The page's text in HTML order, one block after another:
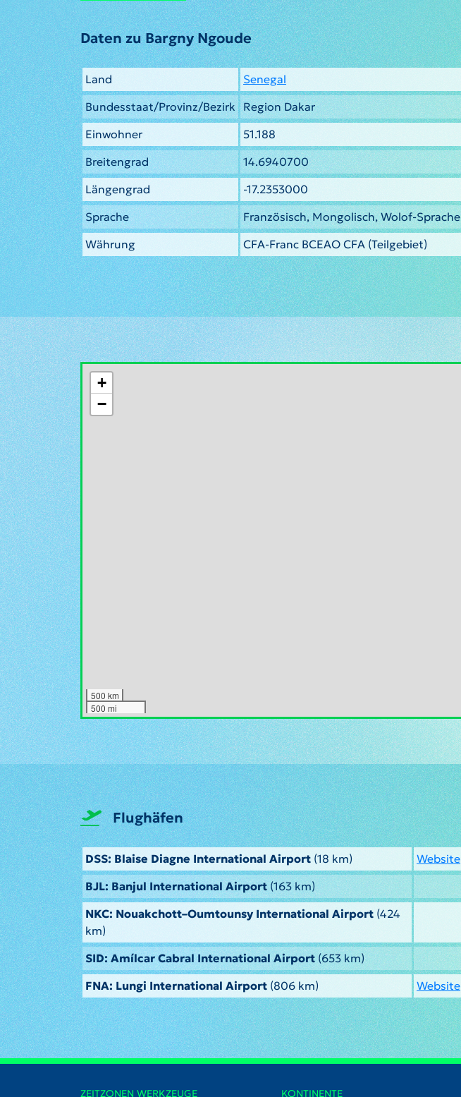
Daten zu Bargny Ngoude
Land
Senegal
Bundesstaat/Provinz/Bezirk Region Dakar
Einwohner
51.188
Breitengrad
14.6940700
Längengrad
-17.2353000
Sprache
Französisch, Mongolisch, Wolof-Sprache
Währung
CFA-Franc BCEAO CFA (Teilgebiet)
+
−
500 km
500 mi
Flughäfen
DSS: Blaise Diagne International Airport (18 km)
Website
BJL: Banjul International Airport (163 km)
NKC: Nouakchott–Oumtounsy International Airport (424
km)
SID: Amílcar Cabral International Airport(653 km)
FNA: Lungi International Airport (806 km) Website
ZEITZONEN WERKZEUGE KONTINENTE